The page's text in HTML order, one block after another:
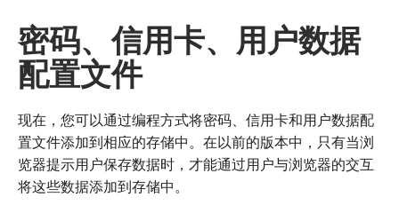
密码、信用卡、用户数据
配置文件
现在，您可以通过编程方式将密码、信用卡和用户数据配
置文件添加到相应的存储中。在以前的版本中，只有当浏
览器提示用户保存数据时，才能通过用户与浏览器的交互
将这些数据添加到存储中。